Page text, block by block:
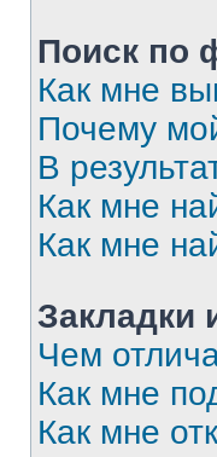
Поиск по
Как мне
Почему
В
Как мне
Как мне
Закладки
Чем
Как мне
Как мне